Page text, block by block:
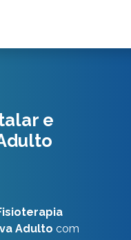
e
Adulto com